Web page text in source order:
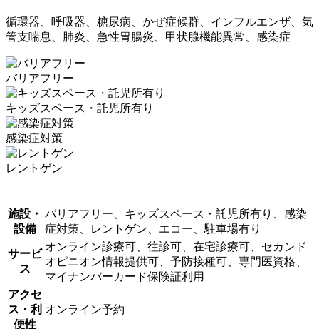
循環器、呼吸器、糖尿病、かぜ症候群、インフルエンザ、気
管支喘息、肺炎、急性胃腸炎、甲状腺機能異常、感染症
バリアフリー
キッズスペース・託児所有り
感染症対策
レントゲン
施設・
設備
バリアフリー、キッズスペース・託児所有り、感染
症対策、レントゲン、エコー、駐車場有り
サービ
ス
オンライン診療可、往診可、在宅診療可、セカンド
オピニオン情報提供可、予防接種可、専門医資格、
マイナンバーカード保険証利用
アクセ
ス・利
便性
オンライン予約